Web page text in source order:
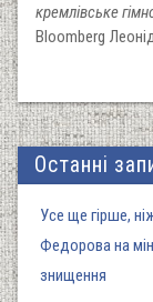
кремлівське
Bloomberg
Останні
Усе ще гірше,
Федорова на
знищення